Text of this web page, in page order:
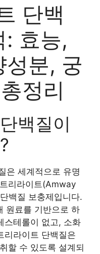
단백
: 효능,
성분, 궁
정리
백질이
은 세계적으로 유명
리라이트(Amway
백질 보충제입니다.
원료를 기반으로 하
스테롤이 없고, 소화
리라이트 단백질은
할 수 있도록 설계되